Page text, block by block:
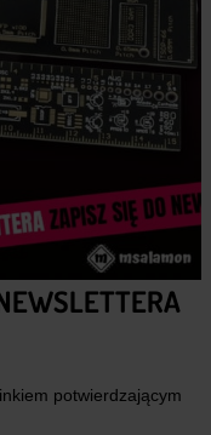
potwierdzającym